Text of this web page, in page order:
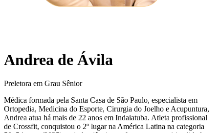
Andrea de Ávila
Preletora em Grau Sênior
Médica formada pela Santa Casa de São Paulo, especialista em
Ortopedia, Medicina do Esporte, Cirurgia do Joelho e Acupuntura,
Andrea atua há mais de 22 anos em Indaiatuba. Atleta profissional
de Crossfit, conquistou o 2º lugar na América Latina na categoria